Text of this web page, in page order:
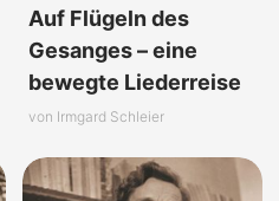
Auf Flügeln des
Gesanges – eine
bewegte Liederreise
von Irmgard Schleier